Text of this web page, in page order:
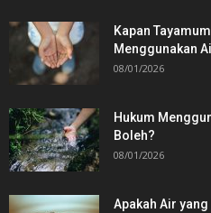
Kapan
Menggunakan
08/01/2026
Hukum
Boleh?
08/01/2026
Apakah Air